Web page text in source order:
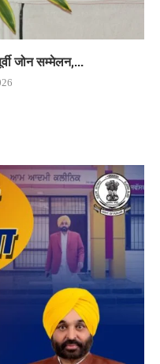
जोन सम्मेलन,...